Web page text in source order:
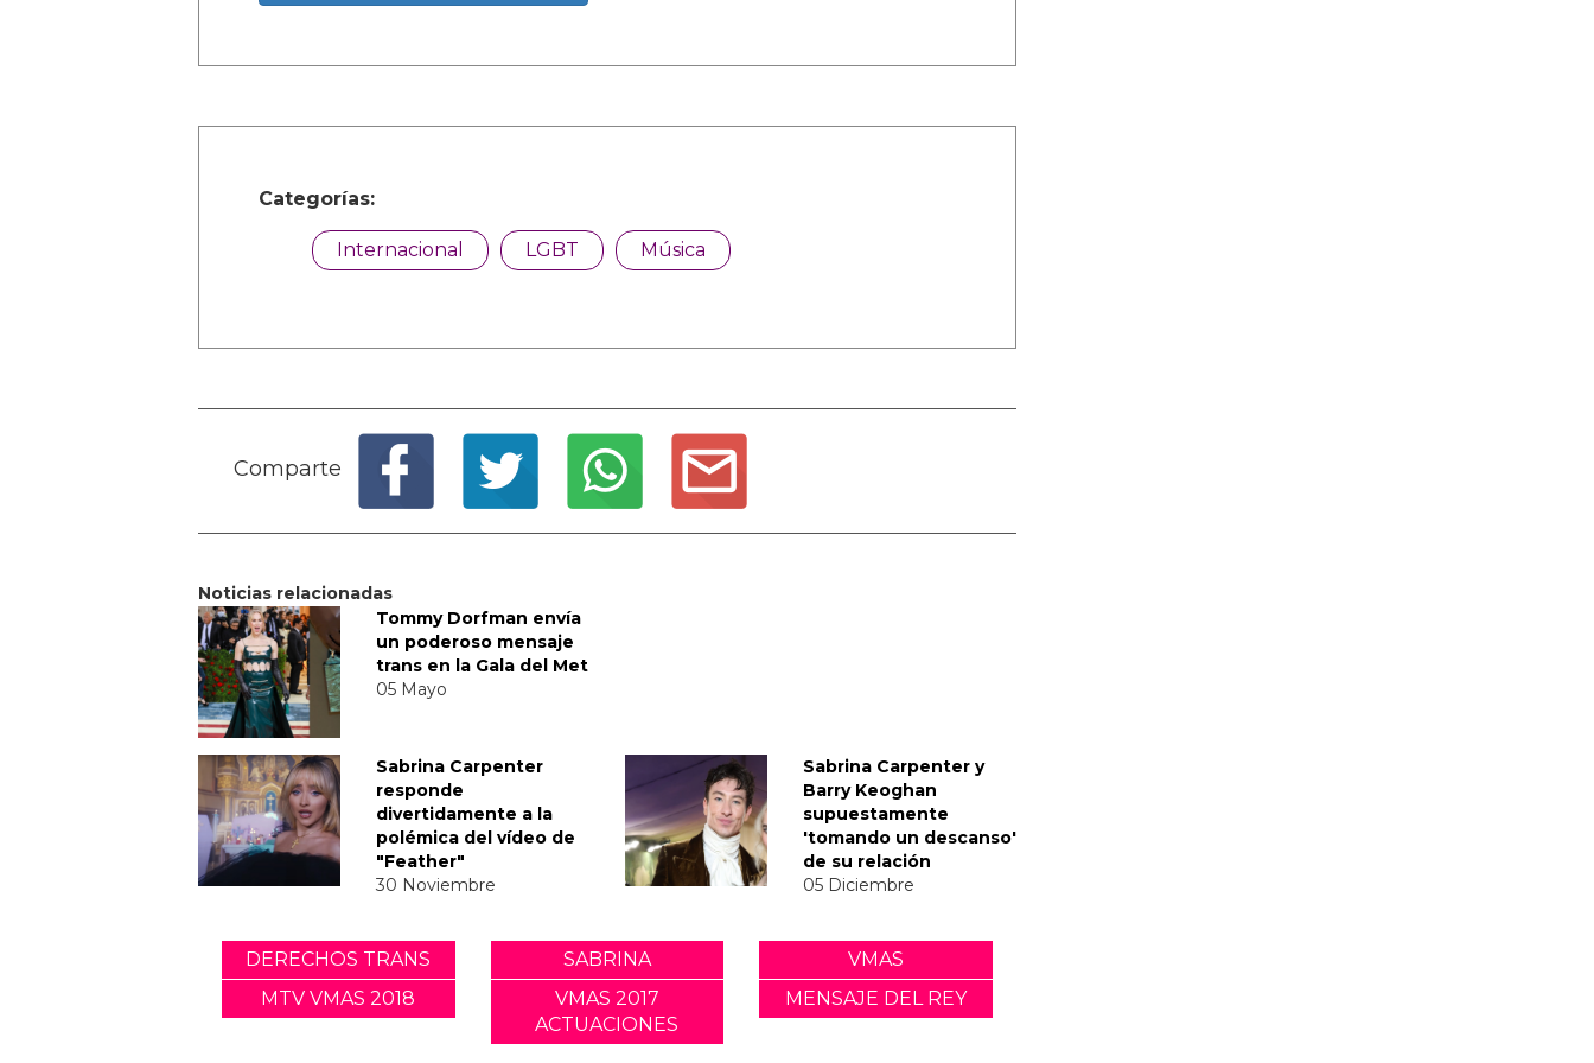
Categorías:
Internacional LGBT Música
Comparte
Noticias relacionadas
Tommy Dorfman envía
un poderoso mensaje
trans en la Gala del Met
05 Mayo
Sabrina Carpenter
responde
divertidamente a la
polémica del vídeo de
"Feather"
30 Noviembre
Sabrina Carpenter y
Barry Keoghan
supuestamente
'tomando un descanso'
de su relación
05 Diciembre
DERECHOS TRANS SABRINA
VMAS
MTV VMAS 2018
VMAS 2017
ACTUACIONES
MENSAJE DEL REY